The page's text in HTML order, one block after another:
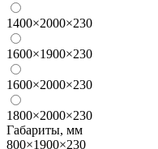
1400×2000×230
1600×1900×230
1600×2000×230
1800×2000×230
Габариты, мм
800×1900×230